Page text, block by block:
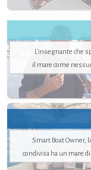
L'insegnante che
il mare come
Smart Boat Owner,
condivisa ha un mare